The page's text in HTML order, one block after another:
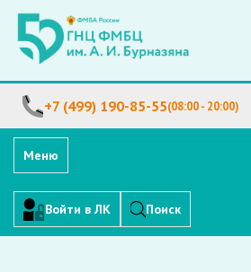
+7 (499) 190-85-55(08:00 - 20:00)
Меню
Войти в ЛК Поиск